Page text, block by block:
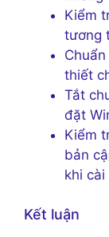
Kiểm
tương
thiết
Tắt
đặt
Kiểm
bản
khi cài
Kết luận